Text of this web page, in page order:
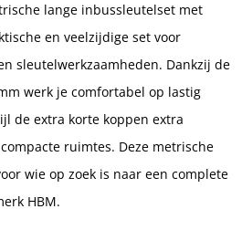
lange inbussleutelset met
en veelzijdige set voor
sleutelwerkzaamheden. Dankzij de
werk je comfortabel op lastig
de extra korte koppen extra
ruimtes. Deze metrische
wie op zoek is naar een complete
HBM.